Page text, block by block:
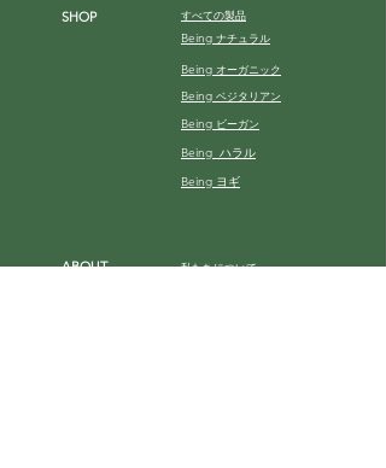
SHOP すべての製品
Being ナチュラル
Being オーガニック
Being ベジタリアン
Being ビーガン
Being ハラル
Being ヨギ
ABOUT 私たちについて